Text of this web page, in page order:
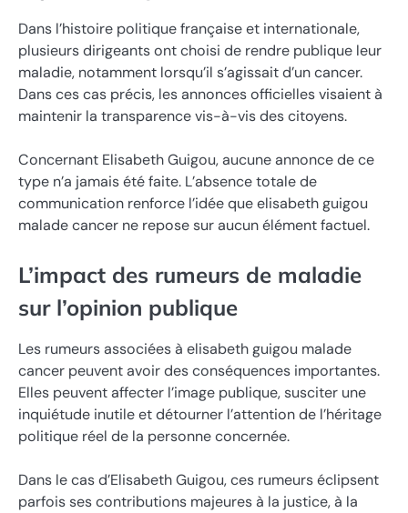
Dans l’histoire politique française et internationale,
plusieurs dirigeants ont choisi de rendre publique leur
maladie, notamment lorsqu’il s’agissait d’un cancer.
Dans ces cas précis, les annonces officielles visaient à
maintenir la transparence vis-à-vis des citoyens.
Concernant Elisabeth Guigou, aucune annonce de ce
type n’a jamais été faite. L’absence totale de
communication renforce l’idée que elisabeth guigou
malade cancer ne repose sur aucun élément factuel.
L’impact des rumeurs de maladie
sur l’opinion publique
Les rumeurs associées à elisabeth guigou malade
cancer peuvent avoir des conséquences importantes.
Elles peuvent affecter l’image publique, susciter une
inquiétude inutile et détourner l’attention de l’héritage
politique réel de la personne concernée.
Dans le cas d’Elisabeth Guigou, ces rumeurs éclipsent
parfois ses contributions majeures à la justice, à la